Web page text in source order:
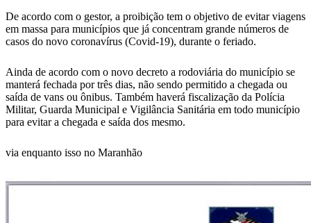
De acordo com o gestor, a proibição tem o objetivo de evitar viagens
em massa para municípios que já concentram grande números de
casos do novo coronavírus (Covid-19), durante o feriado.
Ainda de acordo com o novo decreto a rodoviária do município se
manterá fechada por três dias, não sendo permitido a chegada ou
saída de vans ou ônibus. Também haverá fiscalização da Polícia
Militar, Guarda Municipal e Vigilância Sanitária em todo município
para evitar a chegada e saída dos mesmo.
via enquanto isso no Maranhão